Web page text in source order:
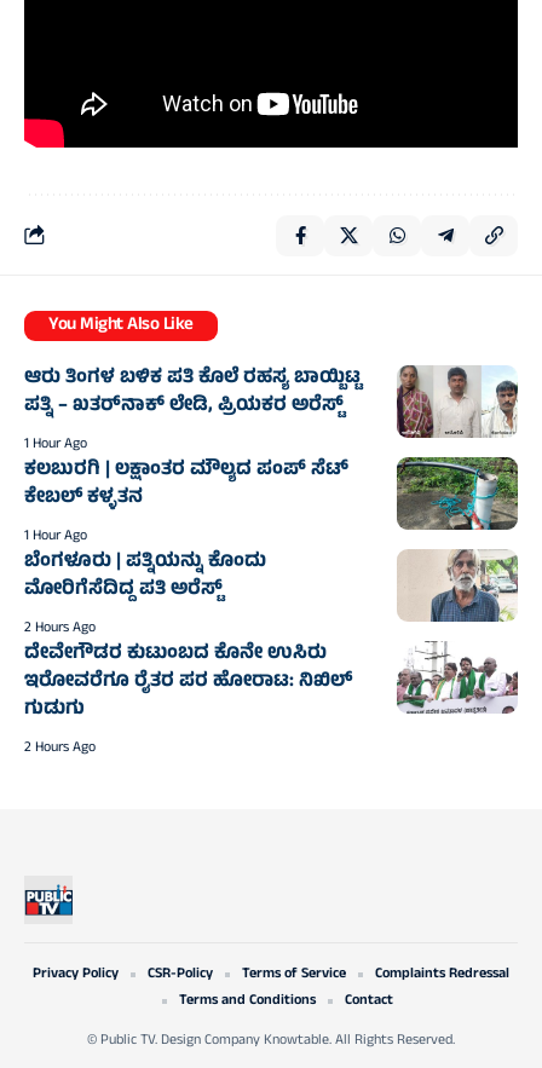
You Might Also Like
ಆರು ತಿಂಗಳ ಬಳಿಕ ಪತಿ ಕೊಲೆ ರಹಸ್ಯ ಬಾಯ್ಬಿಟ್ಟ
ಪತ್ನಿ – ಖತರ್‌ನಾಕ್‌ ಲೇಡಿ, ಪ್ರಿಯಕರ ಅರೆಸ್ಟ್‌
1 Hour Ago
ಕಲಬುರಗಿ | ಲಕ್ಷಾಂತರ ಮೌಲ್ಯದ ಪಂಪ್ ಸೆಟ್
ಕೇಬಲ್ ಕಳ್ಳತನ
1 Hour Ago
ಬೆಂಗಳೂರು | ಪತ್ನಿಯನ್ನು ಕೊಂದು
ಮೋರಿಗೆಸೆದಿದ್ದ ಪತಿ ಅರೆಸ್ಟ್‌
2 Hours Ago
ದೇವೇಗೌಡರ ಕುಟುಂಬದ ಕೊನೇ ಉಸಿರು
ಇರೋವರೆಗೂ ರೈತರ ಪರ ಹೋರಾಟ: ನಿಖಿಲ್
ಗುಡುಗು
2 Hours Ago
© Public TV. Design Company Knowtable. All Rights Reserved.
Privacy Policy CSR-Policy Terms of Service
Complaints Redressal
Terms and Conditions
Contact